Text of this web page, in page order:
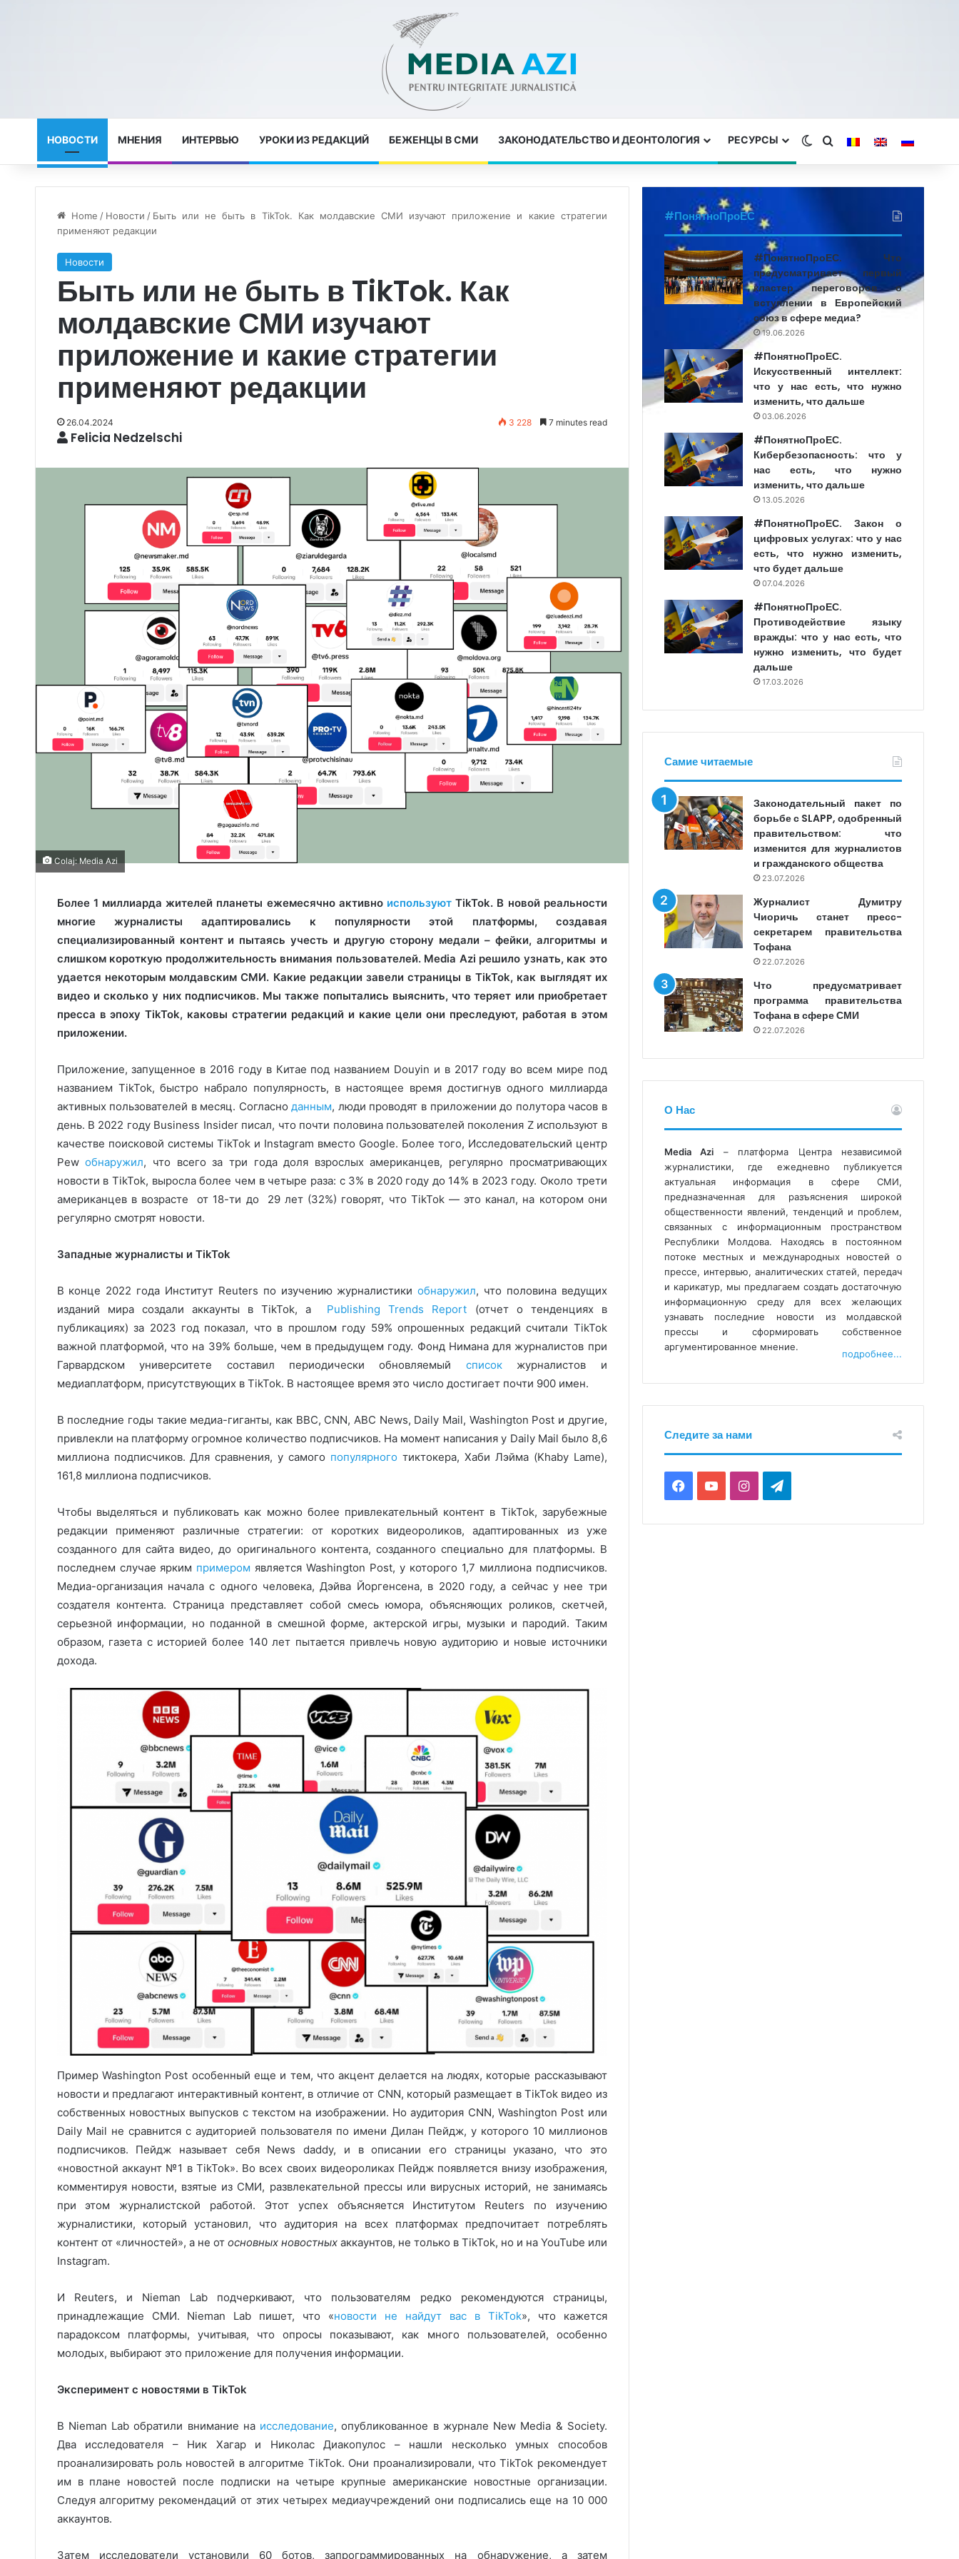
НОВОСТИ МНЕНИЯ ИНТЕРВЬЮ УРОКИ ИЗ РЕДАКЦИЙ БЕЖЕНЦЫ В СМИ ЗАКОНОДАТЕЛЬСТВО И ДЕОНТОЛОГИЯ РЕСУРСЫ Switch skin
Search for
Home / Новости / Быть или не быть в TikTok. Как молдавские СМИ изучают приложение и какие стратегии
применяют редакции
Новости
Быть или не быть в TikTok. Как
молдавские СМИ изучают
приложение и какие стратегии
применяют редакции
26.04.2024 3 228 7 minutes read
Felicia Nedzelschi
Colaj: Media Azi
Более 1 миллиарда жителей планеты ежемесячно активно используютTikTok. В новой реальности
многие журналисты адаптировались к популярности этой платформы, создавая
специализированный контент и пытаясь учесть и другую сторону медали – фейки, алгоритмы и
слишком короткую продолжительность внимания пользователей. Media Azi решило узнать, как это
удается некоторым молдавским СМИ. Какие редакции завели страницы в TikTok, как выглядят их
видео и сколько у них подписчиков. Мы также попытались выяснить, что теряет или приобретает
пресса в эпоху TikTok, каковы стратегии редакций и какие цели они преследуют, работая в этом
приложении.
Приложение, запущенное в 2016 году в Китае под названием Douyin и в 2017 году во всем мире под
названием TikTok, быстро набрало популярность, в настоящее время достигнув одного миллиарда
активных пользователей в месяц. Согласноданным, люди проводят в приложении до полутора часов в
день. В 2022 году Business Insider писал, что почти половина пользователей поколения Z используют в
качестве поисковой системы TikTok и Instagram вместо Google. Более того, Исследовательский центр
Pewобнаружил, что всего за три года доля взрослых американцев, регулярно просматривающих
новости в TikTok, выросла более чем в четыре раза: с 3% в 2020 году до 14% в 2023 году. Около трети
американцев в возрасте от 18-ти до 29 лет (32%) говорят, что TikTok — это канал, на котором они
регулярно смотрят новости.
Западные журналисты и TikTok
В конце 2022 года Институт Reuters по изучению журналистикиобнаружил, что половина ведущих
изданий мира создали аккаунты в TikTok, а Publishing Trends Report (отчет о тенденциях в
публикациях) за 2023 год показал, что в прошлом году 59% опрошенных редакций считали TikTok
важной платформой, что на 39% больше, чем в предыдущем году. Фонд Нимана для журналистов при
Гарвардском университете составил периодически обновляемый список журналистов и
медиаплатформ, присутствующих в TikTok. В настоящее время это число достигает почти 900 имен.
В последние годы такие медиа-гиганты, как BBC, CNN, ABC News, Daily Mail, Washington Post и другие,
привлекли на платформу огромное количество подписчиков. На момент написания у Daily Mail было 8,6
миллиона подписчиков. Для сравнения, у самого популярноготиктокера, Хаби Лэйма (Khaby Lame),
161,8 миллиона подписчиков.
Чтобы выделяться и публиковать как можно более привлекательный контент в TikTok, зарубежные
редакции применяют различные стратегии: от коротких видеороликов, адаптированных из уже
созданного для сайта видео, до оригинального контента, созданного специально для платформы. В
последнем случае ярким примеромявляется Washington Post, у которого 1,7 миллиона подписчиков.
Медиа-организация начала с одного человека, Дэйва Йоргенсена, в 2020 году, а сейчас у нее три
создателя контента. Страница представляет собой смесь юмора, объясняющих роликов, скетчей,
серьезной информации, но поданной в смешной форме, актерской игры, музыки и пародий. Таким
образом, газета с историей более 140 лет пытается привлечь новую аудиторию и новые источники
дохода.
Пример Washington Post особенный еще и тем, что акцент делается на людях, которые рассказывают
новости и предлагают интерактивный контент, в отличие от CNN, который размещает в TikTok видео из
собственных новостных выпусков с текстом на изображении. Но аудитория CNN, Washington Post или
Daily Mail не сравнится с аудиторией пользователя по имени Дилан Пейдж, у которого 10 миллионов
подписчиков. Пейдж называет себя News daddy, и в описании его страницы указано, что это
«новостной аккаунт №1 в TikTok». Во всех своих видеороликах Пейдж появляется внизу изображения,
комментируя новости, взятые из СМИ, развлекательной прессы или вирусных историй, не занимаясь
при этом журналистской работой. Этот успех объясняется Институтом Reuters по изучению
журналистики, который установил, что аудитория на всех платформах предпочитает потреблять
контент от «личностей», а не от основных новостных аккаунтов, не только в TikTok, но и на YouTube или
Instagram.
И Reuters, и Nieman Lab подчеркивают, что пользователям редко рекомендуются страницы,
принадлежащие СМИ. Nieman Lab пишет, что «новости не найдут вас в TikTok», что кажется
парадоксом платформы, учитывая, что опросы показывают, как много пользователей, особенно
молодых, выбирают это приложение для получения информации.
Эксперимент с новостями в TikTok
В Nieman Lab обратили внимание на исследование, опубликованное в журнале New Media & Society.
Два исследователя – Ник Хагар и Николас Диакопулос – нашли несколько умных способов
проанализировать роль новостей в алгоритме TikTok. Они проанализировали, что TikTok рекомендует
им в плане новостей после подписки на четыре крупные американские новостные организации.
Следуя алгоритму рекомендаций от этих четырех медиаучреждений они подписались еще на 10 000
аккаунтов.
Затем исследователи установили 60 ботов, запрограммированных на обнаружение, а затем
#ПонятноПроЕС
#ПонятноПроЕС. Что
предусматривает первый
кластер переговоров о
вступлении в Европейский
союз в сфере медиа?
19.06.2026
#ПонятноПроЕС.
Искусственный интеллект:
что у нас есть, что нужно
изменить, что дальше
03.06.2026
#ПонятноПроЕС.
Кибербезопасность: что у
нас есть, что нужно
изменить, что дальше
13.05.2026
#ПонятноПроЕС. Закон о
цифровых услугах: что у нас
есть, что нужно изменить,
что будет дальше
07.04.2026
#ПонятноПроЕС.
Противодействие языку
вражды: что у нас есть, что
нужно изменить, что будет
дальше
17.03.2026
Самие читаемые
Законодательный пакет по
борьбе с SLAPP, одобренный
правительством: что
изменится для журналистов
и гражданского общества
23.07.2026
Журналист Думитру
Чиоричь станет пресс-
секретарем правительства
Тофана
22.07.2026
Что предусматривает
программа правительства
Тофана в сфере СМИ
22.07.2026
О Нас
Media Azi – платформа Центра независимой
журналистики, где ежедневно публикуется
актуальная информация в сфере СМИ,
предназначенная для разъяснения широкой
общественности явлений, тенденций и проблем,
связанных с информационным пространством
Республики Молдова. Находясь в постоянном
потоке местных и международных новостей о
прессе, интервью, аналитических статей, передач
и карикатур, мы предлагаем создать достаточную
информационную среду для всех желающих
узнавать последние новости из молдавской
прессы и сформировать собственное
аргументированное мнение.
подробнее...
Следите за нами
Facebook
YouTubeInstagramTelegram